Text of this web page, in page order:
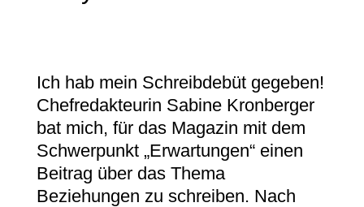
Ich hab mein Schreibdebüt gegeben!
Chefredakteurin Sabine Kronberger
bat mich, für das Magazin mit dem
Schwerpunkt „Erwartungen“ einen
Beitrag über das Thema
Beziehungen zu schreiben. Nach